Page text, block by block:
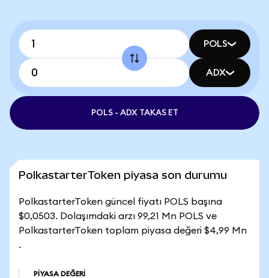
POLS
ADX
POLS - ADX TAKAS ET
PolkastarterToken piyasa son durumu
PolkastarterToken güncel fiyatı POLS başına
$0,0503. Dolaşımdaki arzı 99,21 Mn POLS ve
PolkastarterToken toplam piyasa değeri $4,99 Mn
.
PIYASA DEĞERI